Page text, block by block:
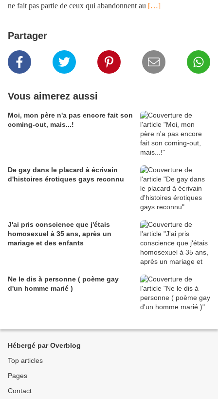
ne fait pas partie de ceux qui abandonnent au […]
Partager
Vous aimerez aussi
Moi, mon père n'a pas encore fait son
coming-out, mais...!
De gay dans le placard à écrivain
d'histoires érotiques gays reconnu
J'ai pris conscience que j'étais
homosexuel à 35 ans, après un
mariage et des enfants
Ne le dis à personne ( poème gay
d'un homme marié )
Hébergé par Overblog
Top articles
Pages
Contact